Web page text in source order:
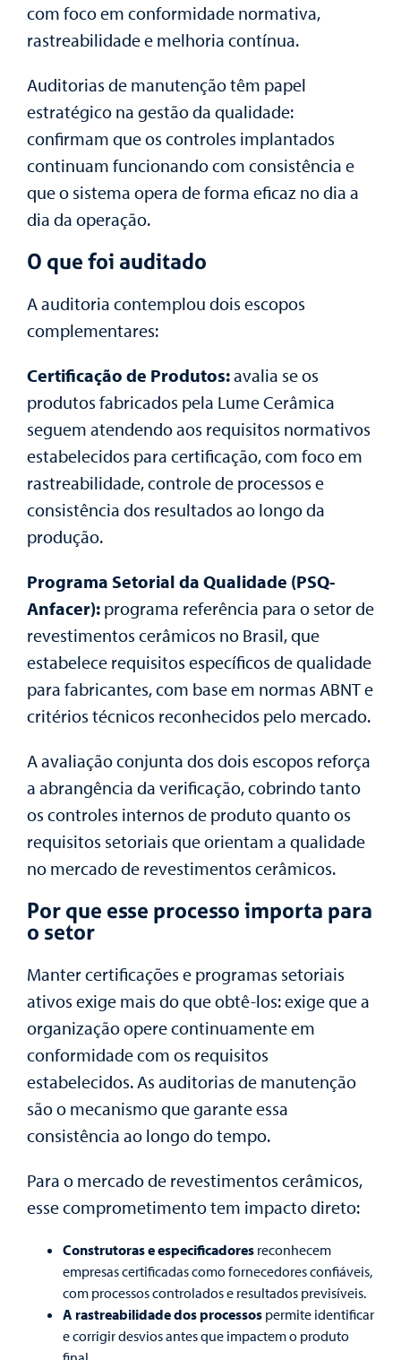
com foco em conformidade normativa,
rastreabilidade e melhoria contínua.
Auditorias de manutenção têm papel
estratégico na gestão da qualidade:
confirmam que os controles implantados
continuam funcionando com consistência e
que o sistema opera de forma eficaz no dia a
dia da operação.
O que foi auditado
A auditoria contemplou dois escopos
complementares:
Certificação de Produtos:avalia se os
produtos fabricados pela Lume Cerâmica
seguem atendendo aos requisitos normativos
estabelecidos para certificação, com foco em
rastreabilidade, controle de processos e
consistência dos resultados ao longo da
produção.
Programa Setorial da Qualidade (PSQ-
Anfacer): programa referência para o setor de
revestimentos cerâmicos no Brasil, que
estabelece requisitos específicos de qualidade
para fabricantes, com base em normas ABNT e
critérios técnicos reconhecidos pelo mercado.
A avaliação conjunta dos dois escopos reforça
a abrangência da verificação, cobrindo tanto
os controles internos de produto quanto os
requisitos setoriais que orientam a qualidade
no mercado de revestimentos cerâmicos.
Por que esse processo importa para
o setor
Manter certificações e programas setoriais
ativos exige mais do que obtê-los: exige que a
organização opere continuamente em
conformidade com os requisitos
estabelecidos. As auditorias de manutenção
são o mecanismo que garante essa
consistência ao longo do tempo.
Para o mercado de revestimentos cerâmicos,
esse comprometimento tem impacto direto:
Construtoras e especificadores reconhecem
empresas certificadas como fornecedores confiáveis,
com processos controlados e resultados previsíveis.
A rastreabilidade dos processos permite identificar
e corrigir desvios antes que impactem o produto